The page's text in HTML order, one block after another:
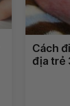
Cách
địa trẻ